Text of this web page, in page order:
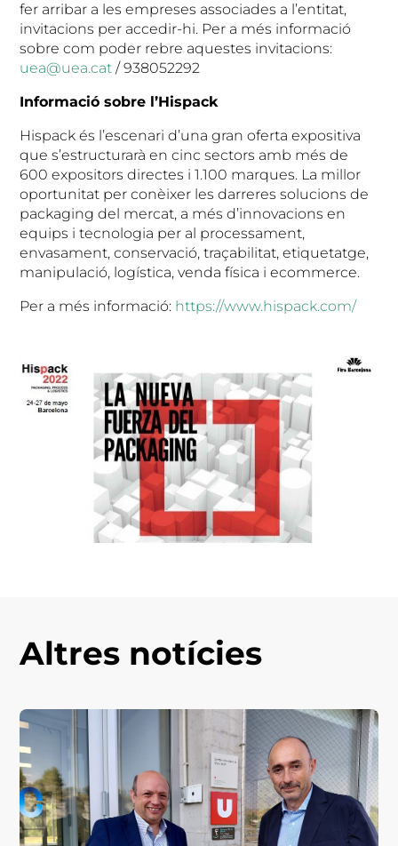
fer arribar a les empreses associades a l’entitat,
invitacions per accedir-hi. Per a més informació
sobre com poder rebre aquestes invitacions:
uea@uea.cat / 938052292
Informació sobre l’Hispack
Hispack és l’escenari d’una gran oferta expositiva
que s’estructurarà en cinc sectors amb més de
600 expositors directes i 1.100 marques. La millor
oportunitat per conèixer les darreres solucions de
packaging del mercat, a més d’innovacions en
equips i tecnologia per al processament,
envasament, conservació, traçabilitat, etiquetatge,
manipulació, logística, venda física i ecommerce.
Per a més informació: https://www.hispack.com/
Altres notícies